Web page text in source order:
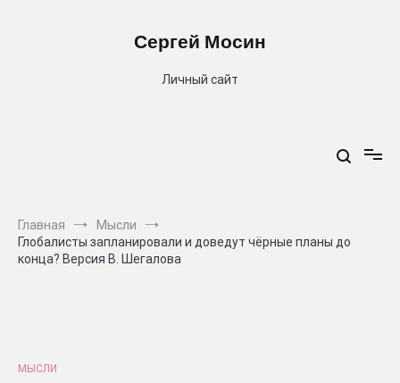
Сергей Мосин
Личный сайт
Главная
Мысли
Глобалисты запланировали и доведут чёрные планы до
конца? Версия В. Шегалова
МЫСЛИ